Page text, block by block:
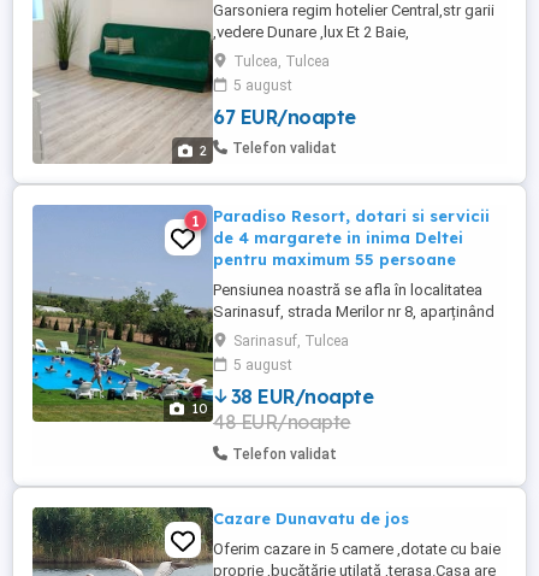
2
Garsoniera regim hotelier Central,str garii
,vedere Dunare ,lux Et 2 Baie,
bucatarie,dormitor ,doua balcoane Pat
dublu,canapea 400 lei zi in functie de
perioada si nr de pers
Tulcea, Tulcea
5 august
67 EUR/noapte
Telefon validat
10
1
Paradiso Resort, dotari si servicii
de 4 margarete in inima Deltei
pentru maximum 55 persoane
Pensiunea noastră se afla în localitatea
Sarinasuf, strada Merilor nr 8, aparținând
de comuna Murighiol, la 8 km distanta de
Murighiol și se bucura de un mare
potențial turistic fiind localizata un
imediata apropiere a Lacului Razim, una
dintre cele mai mari și cunoscute întinderi
de apa din întreaga ...
Sarinasuf, Tulcea
5 august
38 EUR/noapte
48 EUR/noapte
Telefon validat
Cazare Dunavatu de jos
Oferim cazare in 5 camere ,dotate cu baie
proprie ,bucătărie utilată ,terasa.Casa are